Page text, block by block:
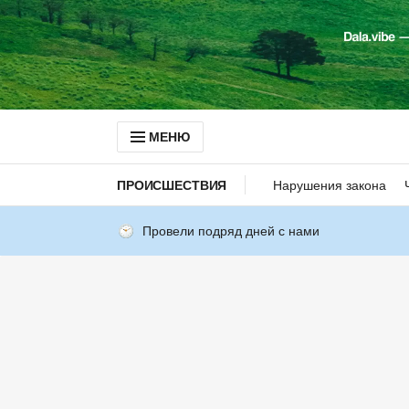
МЕНЮ
ПРОИСШЕСТВИЯ Нарушения закона
Провели подряд дней с нами